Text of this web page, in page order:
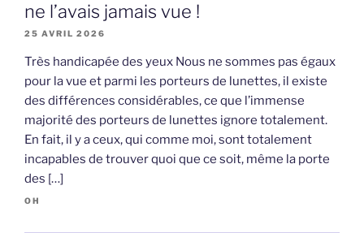
ne l’avais jamais vue !
25 AVRIL 2026
Très handicapée des yeux Nous ne sommes pas égaux
pour la vue et parmi les porteurs de lunettes, il existe
des différences considérables, ce que l’immense
majorité des porteurs de lunettes ignore totalement.
En fait, il y a ceux, qui comme moi, sont totalement
incapables de trouver quoi que ce soit, même la porte
des […]
OH